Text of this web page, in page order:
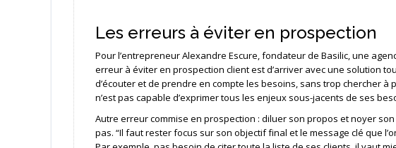
Les erreurs à éviter en prospection
Pour l’entrepreneur Alexandre Escure, fondateur de Basilic, une
erreur à éviter en prospection client est d’arriver avec une solution
d’écouter et de prendre en compte les besoins, sans trop chercher à
n’est pas capable d’exprimer tous les enjeux sous-jacents de ses
Autre erreur commise en prospection : diluer son propos et noyer
pas. “Il faut rester focus sur son objectif final et le message clé que